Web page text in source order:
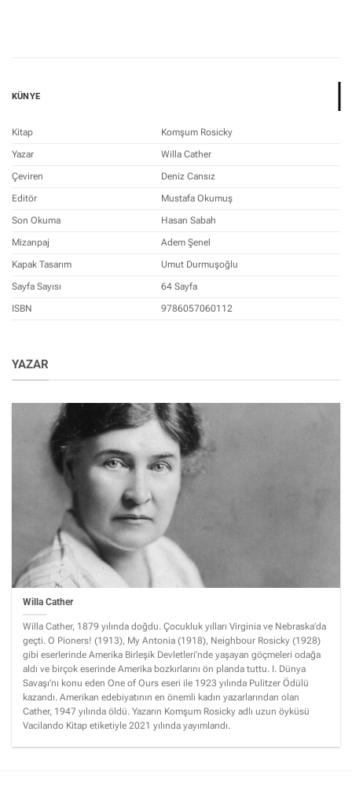
KÜNYE
Kitap
Komşum Rosicky
Yazar
Willa Cather
Çeviren
Deniz Cansız
Editör
Mustafa Okumuş
Son Okuma
Hasan Sabah
Mizanpaj
Adem Şenel
Kapak Tasarım
Umut Durmuşoğlu
Sayfa Sayısı
64 Sayfa
ISBN
9786057060112
YAZAR
Willa Cather
Willa Cather, 1879 yılında doğdu. Çocukluk yılları Virginia ve Nebraska’da
geçti. O Pioners! (1913), My Antonia (1918), Neighbour Rosicky (1928)
gibi eserlerinde Amerika Birleşik Devletleri’nde yaşayan göçmeleri odağa
aldı ve birçok eserinde Amerika bozkırlarını ön planda tuttu. I. Dünya
Savaşı’nı konu eden One of Ours eseri ile 1923 yılında Pulitzer Ödülü
kazandı. Amerikan edebiyatının en önemli kadın yazarlarından olan
Cather, 1947 yılında öldü. Yazarın Komşum Rosicky adlı uzun öyküsü
Vacilando Kitap etiketiyle 2021 yılında yayımlandı.